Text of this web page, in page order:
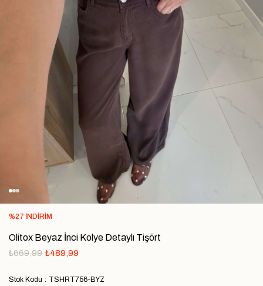
%27 İNDIRIM
Olitox Beyaz İnci Kolye Detaylı Tişört
₺669,99 ₺489,99
Stok Kodu
TSHRT756-BYZ